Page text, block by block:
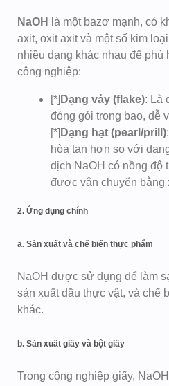
NaOH
là một bazơ mạnh, có
axit, oxit axit và một số kim
nhiều dạng khác nhau để
công nghiệp:
[*] Dạng vảy (flake): Là
đóng gói trong bao, dễ
[*] Dạng hạt (pearl/prill)
hòa tan hơn so với
dịch NaOH có nồng độ
được vận chuyển bằng
2. Ứng dụng chính
a. Sản xuất và chế biến thực phẩm
NaOH được sử dụng để làm
sản xuất dầu thực vật, và chế
khác.
b. Sản xuất giấy và bột giấy
Trong công nghiệp giấy,